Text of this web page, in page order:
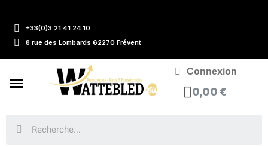
+33(0)3.21.41.24.10
8 rue des Lombards 62270 Frévent
Connexion
0,00 €